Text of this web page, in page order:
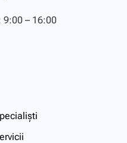
9:00 – 16:00